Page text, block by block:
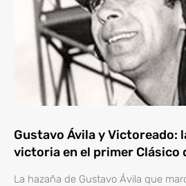
Gustavo Ávila y Victoreado:
victoria en el primer Clásico
La hazaña de Gustavo Ávila que